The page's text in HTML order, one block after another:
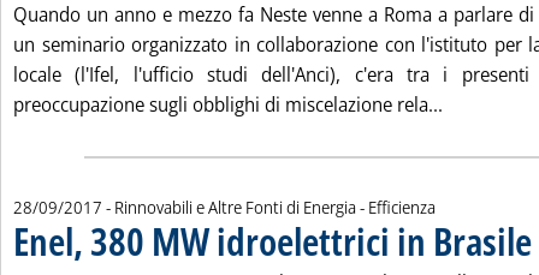
Quando un anno e mezzo fa Neste venne a Roma a parlare
un seminario organizzato in collaborazione con l'istituto per
locale (l'Ifel, l'ufficio studi dell'Anci), c'era tra i
preoccupazione sugli obblighi di miscelazione rela...
28/09/2017 - Rinnovabili e Altre Fonti di Energia - Efficienza
Enel, 380 MW idroelettrici in Brasile